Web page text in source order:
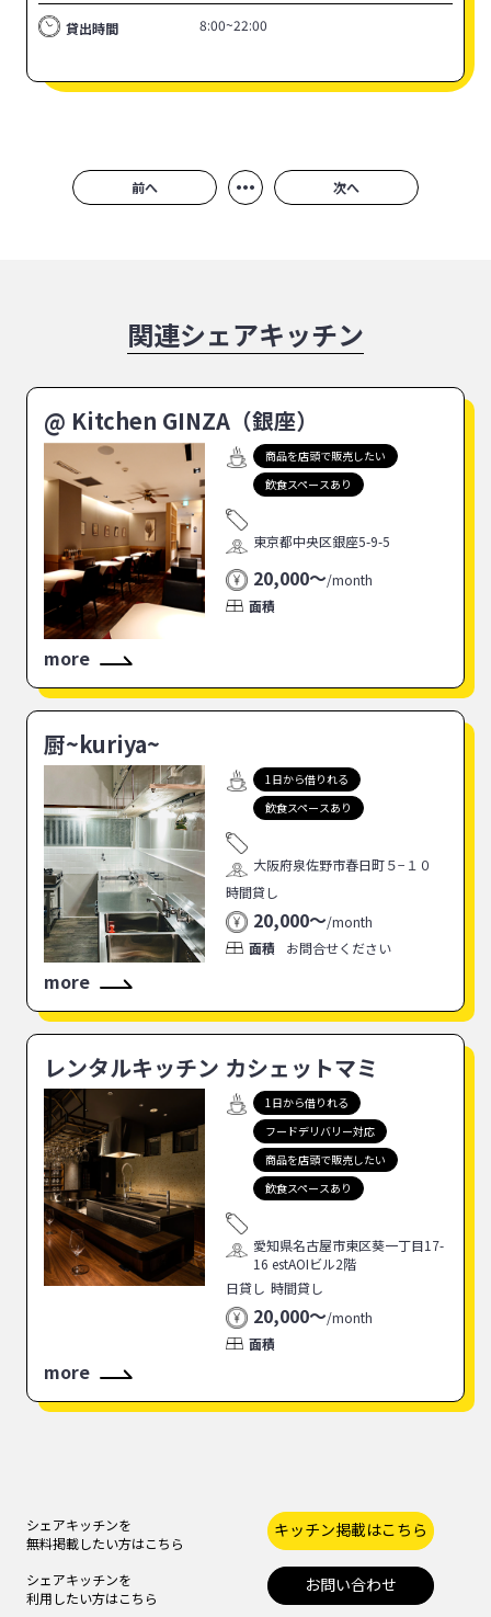
貸出時間 8:00~22:00
前へ ••• 次へ
関連シェアキッチン
@ Kitchen GINZA（銀座）
商品を店頭で販売したい
飲食スペースあり
東京都中央区銀座5-9-5
20,000〜/month
面積
more
厨~kuriya~
1日から借りれる
飲食スペースあり
大阪府泉佐野市春日町５−１０
時間貸し
20,000〜/month
面積
お問合せください
more
レンタルキッチン カシェットマミ
1日から借りれる
フードデリバリー対応
商品を店頭で販売したい
飲食スペースあり
愛知県名古屋市東区葵一丁目17-
16 estAOIビル2階
日貸し 時間貸し
20,000〜/month
面積
more
シェアキッチンを
無料掲載したい方はこちら
キッチン掲載はこちら
シェアキッチンを
利用したい方はこちら
お問い合わせ